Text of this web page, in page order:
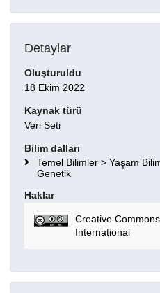
Detaylar
Oluşturuldu
18 Ekim 2022
Kaynak türü
Veri Seti
Bilim dalları
Temel Bilimler > Yaşam
Genetik
Haklar
Creative
International